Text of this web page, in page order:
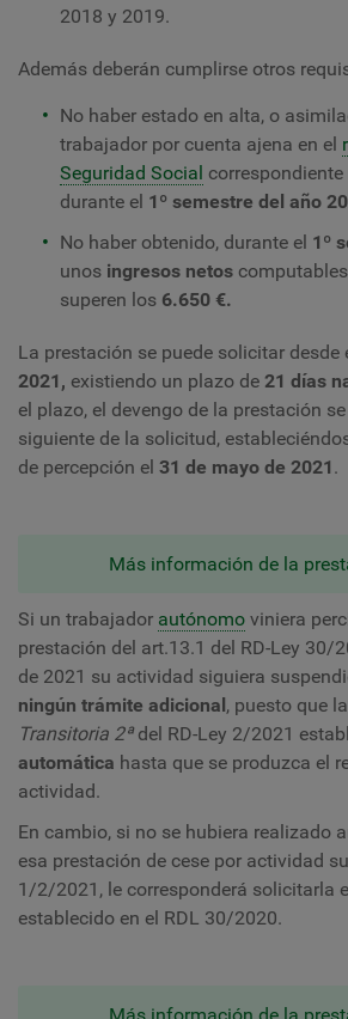
2018 y 2019.
Además deberán cumplirse otros
No haber estado en alta, o
trabajador por cuenta ajena en el
Seguridad Social correspondiente
durante el 1º semestre del año
No haber obtenido, durante el 1º
unos ingresos netos
superen los 6.650 €.
La prestación se puede solicitar desde
2021, existiendo un plazo de 21 días
el plazo, el devengo de la prestación
siguiente de la solicitud,
de percepción el 31 de mayo de 2021 .
Más información de la
Si un trabajador autónomo viniera
prestación del art.13.1 del RD-Ley 30/
de 2021 su actividad siguiera
ningún trámite adicional, puesto que la
Transitoria 2ªdel RD-Ley 2/2021
automática hasta que se produzca el
actividad.
En cambio, si no se hubiera realizado
esa prestación de cese por actividad
1/2/2021, le corresponderá solicitarla
establecido en el RDL 30/2020.